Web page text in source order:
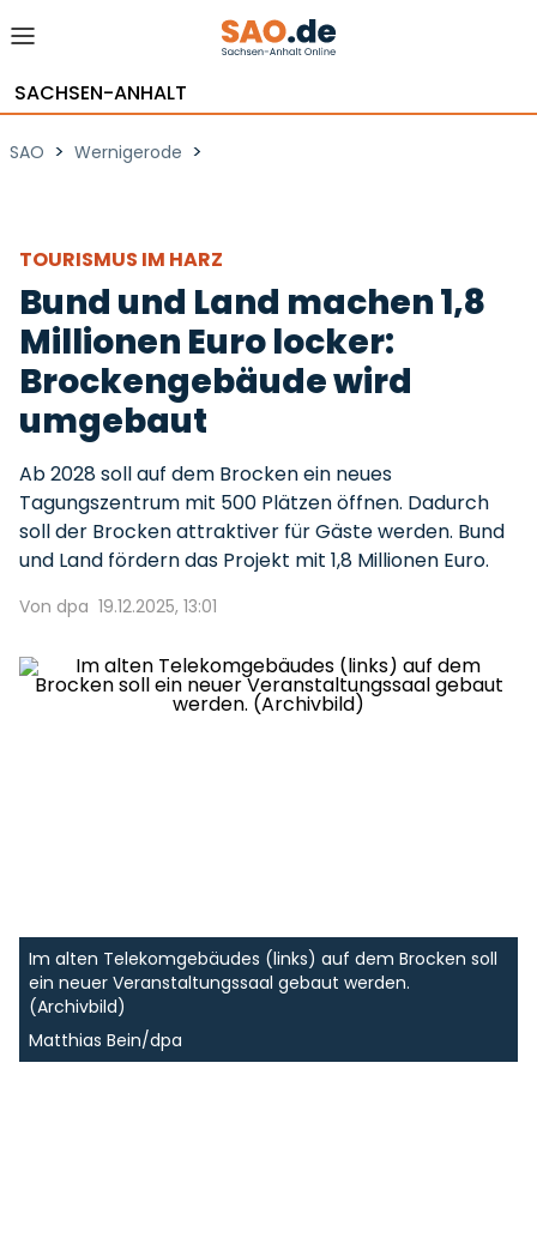
SACHSEN-ANHALT
SAO > Wernigerode >
TOURISMUS IM HARZ
Bund und Land machen 1,8
Millionen Euro locker:
Brockengebäude wird
umgebaut
Ab 2028 soll auf dem Brocken ein neues
Tagungszentrum mit 500 Plätzen öffnen. Dadurch
soll der Brocken attraktiver für Gäste werden. Bund
und Land fördern das Projekt mit 1,8 Millionen Euro.
Von dpa 19.12.2025, 13:01
Im alten Telekomgebäudes (links) auf dem Brocken soll
ein neuer Veranstaltungssaal gebaut werden.
(Archivbild)
Matthias Bein/dpa